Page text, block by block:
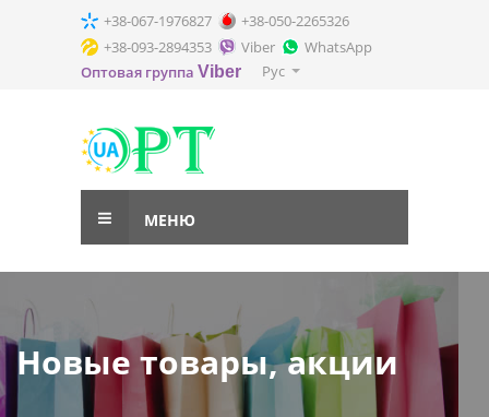
+38-067-1976827
+38-050-2265326
+38-093-2894353
Viber
WhatsApp
Оптовая группа Viber Рус
МЕНЮ
Новые товары, акции